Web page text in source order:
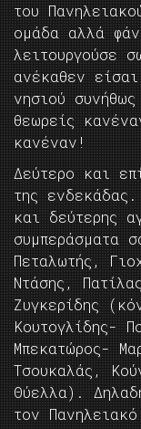
του
ομάδα αλλά
λειτουργούσε
ανέκαθεν
νησιού
θεωρείς
κανέναν!
Δεύτερο και
της
και δεύτερης
συμπεράσματα
Πεταλωτής,
Ντάσης,
Ζυγκερίδης
Κουτογλίδης-
Μπεκατώρος-
Τσουκαλάς,
Θύελλα).
τον